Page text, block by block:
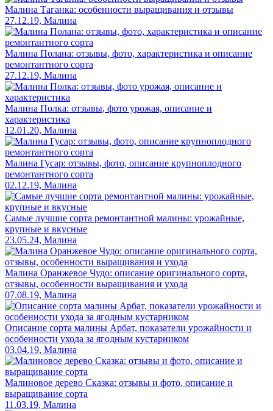
Малина Таганка: особенности выращивания и отзывы
27.12.19, Малина
Малина Полана: отзывы, фото, характеристика и описание
ремонтантного сорта
27.12.19, Малина
Малина Полка: отзывы, фото урожая, описание и
характеристика
12.01.20, Малина
Малина Гусар: отзывы, фото, описание крупноплодного
ремонтантного сорта
02.12.19, Малина
Самые лучшие сорта ремонтантной малины: урожайные,
крупные и вкусные
23.05.24, Малина
Малина Оранжевое Чудо: описание оригинального сорта,
отзывы, особенности выращивания и ухода
07.08.19, Малина
Описание сорта малины Арбат, показатели урожайности и
особенности ухода за ягодным кустарником
03.04.19, Малина
Малиновое дерево Сказка: отзывы и фото, описание и
выращивание сорта
11.03.19, Малина